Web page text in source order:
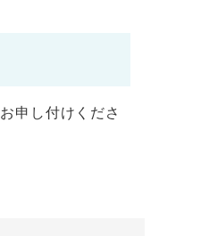
お申し付けくださ